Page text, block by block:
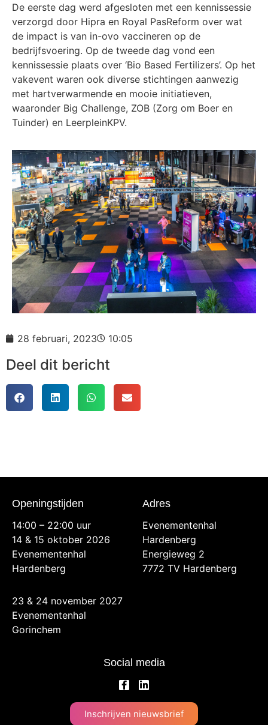
De eerste dag werd afgesloten met een kennissessie
verzorgd door Hipra en Royal PasReform over wat
de impact is van in-ovo vaccineren op de
bedrijfsvoering. Op de tweede dag vond een
kennissessie plaats over ‘Bio Based Fertilizers’. Op het
vakevent waren ook diverse stichtingen aanwezig
met hartverwarmende en mooie initiatieven,
waaronder Big Challenge, ZOB (Zorg om Boer en
Tuinder) en LeerpleinKPV.
28 februari, 2023 10:05
Deel dit bericht
Openingstijden
14:00 – 22:00 uur
14 & 15 oktober 2026
Evenementenhal
Hardenberg
23 & 24 november 2027
Evenementenhal
Gorinchem
Adres
Evenementenhal
Hardenberg
Energieweg 2
7772 TV Hardenberg
Social media
Inschrijven nieuwsbrief